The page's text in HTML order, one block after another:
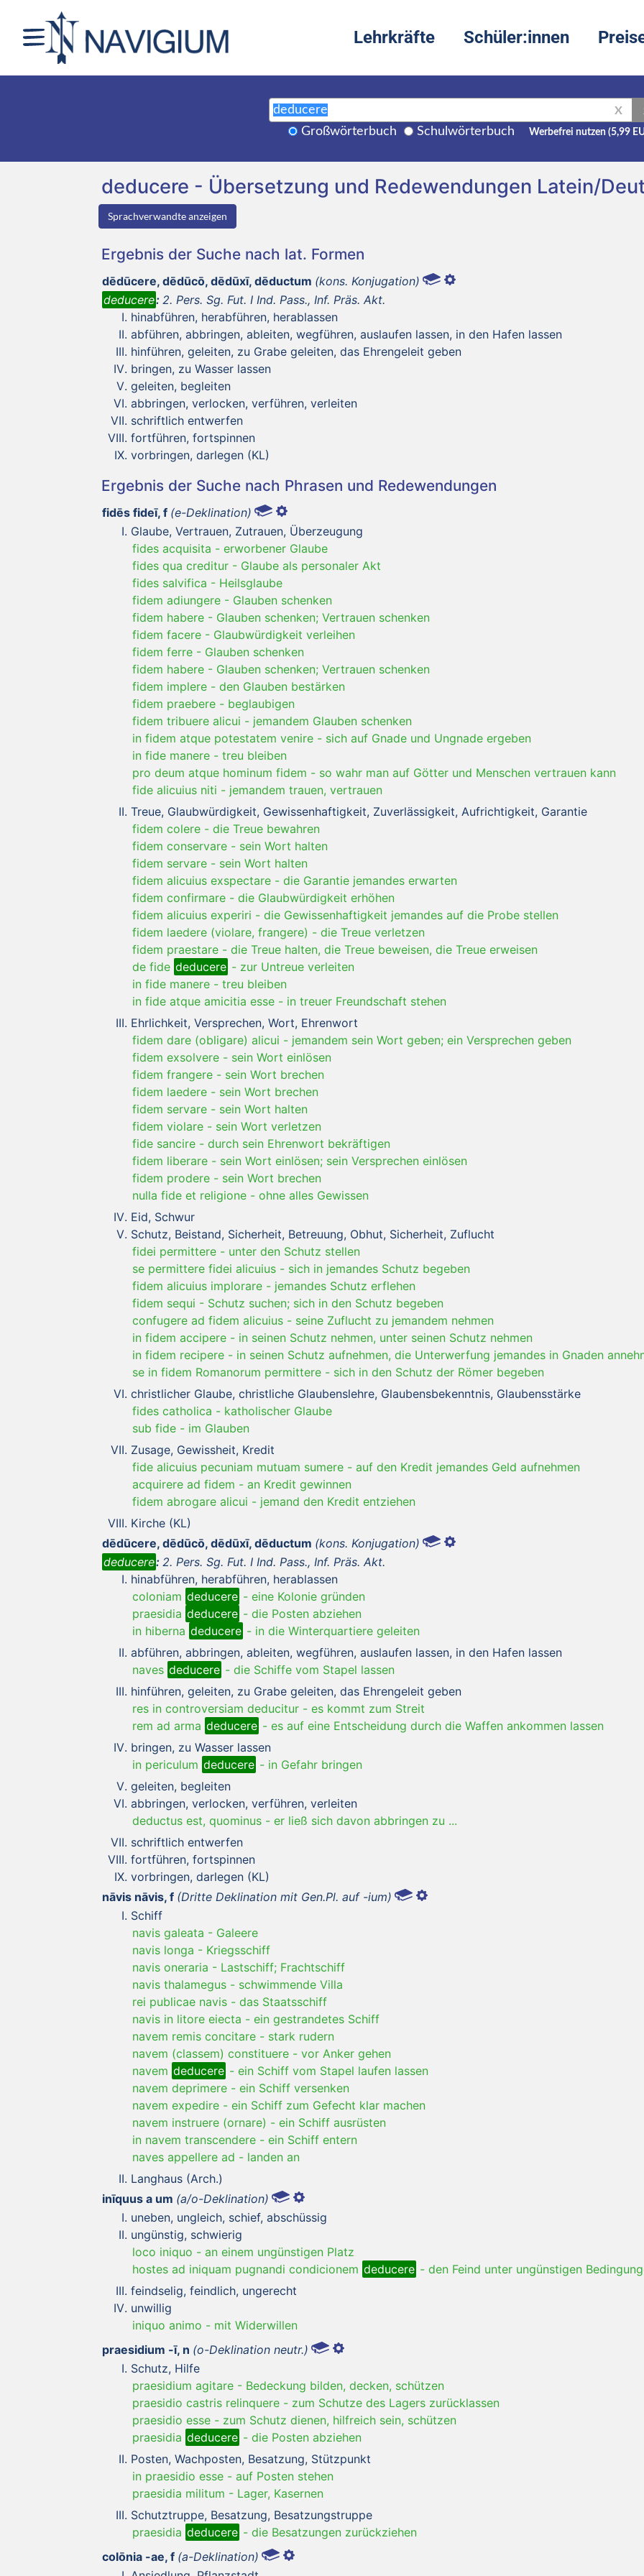
Lehrkräfte Schüler:innen
X
Großwörterbuch Schulwörterbuch Werbefrei nutzen (5,99
deducere - Übersetzung und Redewendungen Latein/
Sprachverwandte anzeigen
Ergebnis der Suche nach lat. Formen
dēdūcere, dēdūcō, dēdūxī, dēductum (kons. Konjugation)
deducere: 2. Pers. Sg. Fut. I Ind. Pass., Inf. Präs. Akt.
hinabführen, herabführen, herablassen
abführen, abbringen, ableiten, wegführen, auslaufen lassen, in den Hafen lassen
hinführen, geleiten, zu Grabe geleiten, das Ehrengeleit geben
bringen, zu Wasser lassen
geleiten, begleiten
abbringen, verlocken, verführen, verleiten
schriftlich entwerfen
fortführen, fortspinnen
vorbringen, darlegen (KL)
Ergebnis der Suche nach Phrasen und Redewendungen
fidēs fideī, f (e-Deklination)
Glaube, Vertrauen, Zutrauen, Überzeugung
fides acquisita - erworbener Glaube
fides qua creditur - Glaube als personaler Akt
fides salvifica - Heilsglaube
fidem adiungere - Glauben schenken
fidem habere - Glauben schenken; Vertrauen schenken
fidem facere - Glaubwürdigkeit verleihen
fidem ferre - Glauben schenken
fidem habere - Glauben schenken; Vertrauen schenken
fidem implere - den Glauben bestärken
fidem praebere - beglaubigen
fidem tribuere alicui - jemandem Glauben schenken
in fidem atque potestatem venire - sich auf Gnade und Ungnade ergeben
in fide manere - treu bleiben
pro deum atque hominum fidem - so wahr man auf Götter und Menschen vertrauen kann
fide alicuius niti - jemandem trauen, vertrauen
Treue, Glaubwürdigkeit, Gewissenhaftigkeit, Zuverlässigkeit, Aufrichtigkeit, Garantie
fidem colere - die Treue bewahren
fidem conservare - sein Wort halten
fidem servare - sein Wort halten
fidem alicuius exspectare - die Garantie jemandes erwarten
fidem confirmare - die Glaubwürdigkeit erhöhen
fidem alicuius experiri - die Gewissenhaftigkeit jemandes auf die Probe stellen
fidem laedere (violare, frangere) - die Treue verletzen
fidem praestare - die Treue halten, die Treue beweisen, die Treue erweisen
de fide deducere - zur Untreue verleiten
in fide manere - treu bleiben
in fide atque amicitia esse - in treuer Freundschaft stehen
Ehrlichkeit, Versprechen, Wort, Ehrenwort
fidem dare (obligare) alicui - jemandem sein Wort geben; ein Versprechen geben
fidem exsolvere - sein Wort einlösen
fidem frangere - sein Wort brechen
fidem laedere - sein Wort brechen
fidem servare - sein Wort halten
fidem violare - sein Wort verletzen
fide sancire - durch sein Ehrenwort bekräftigen
fidem liberare - sein Wort einlösen; sein Versprechen einlösen
fidem prodere - sein Wort brechen
nulla fide et religione - ohne alles Gewissen
Eid, Schwur
Schutz, Beistand, Sicherheit, Betreuung, Obhut, Sicherheit, Zuflucht
fidei permittere - unter den Schutz stellen
se permittere fidei alicuius - sich in jemandes Schutz begeben
fidem alicuius implorare - jemandes Schutz erflehen
fidem sequi - Schutz suchen; sich in den Schutz begeben
confugere ad fidem alicuius - seine Zuflucht zu jemandem nehmen
in fidem accipere - in seinen Schutz nehmen, unter seinen Schutz nehmen
in fidem recipere - in seinen Schutz aufnehmen, die Unterwerfung jemandes in Gnaden
se in fidem Romanorum permittere - sich in den Schutz der Römer begeben
christlicher Glaube, christliche Glaubenslehre, Glaubensbekenntnis, Glaubensstärke
fides catholica - katholischer Glaube
sub fide - im Glauben
Zusage, Gewissheit, Kredit
fide alicuius pecuniam mutuam sumere - auf den Kredit jemandes Geld aufnehmen
acquirere ad fidem - an Kredit gewinnen
fidem abrogare alicui - jemand den Kredit entziehen
Kirche (KL)
dēdūcere, dēdūcō, dēdūxī, dēductum (kons. Konjugation)
deducere: 2. Pers. Sg. Fut. I Ind. Pass., Inf. Präs. Akt.
hinabführen, herabführen, herablassen
coloniam deducere - eine Kolonie gründen
praesidia deducere - die Posten abziehen
in hiberna deducere - in die Winterquartiere geleiten
abführen, abbringen, ableiten, wegführen, auslaufen lassen, in den Hafen lassen
naves deducere - die Schiffe vom Stapel lassen
hinführen, geleiten, zu Grabe geleiten, das Ehrengeleit geben
res in controversiam deducitur - es kommt zum Streit
rem ad arma deducere - es auf eine Entscheidung durch die Waffen ankommen lassen
bringen, zu Wasser lassen
in periculum deducere - in Gefahr bringen
geleiten, begleiten
abbringen, verlocken, verführen, verleiten
deductus est, quominus - er ließ sich davon abbringen zu ...
schriftlich entwerfen
fortführen, fortspinnen
vorbringen, darlegen (KL)
nāvis nāvis, f (Dritte Deklination mit Gen.Pl. auf -ium)
Schiff
navis galeata - Galeere
navis longa - Kriegsschiff
navis oneraria - Lastschiff; Frachtschiff
navis thalamegus - schwimmende Villa
rei publicae navis - das Staatsschiff
navis in litore eiecta - ein gestrandetes Schiff
navem remis concitare - stark rudern
navem (classem) constituere - vor Anker gehen
navem deducere - ein Schiff vom Stapel laufen lassen
navem deprimere - ein Schiff versenken
navem expedire - ein Schiff zum Gefecht klar machen
navem instruere (ornare) - ein Schiff ausrüsten
in navem transcendere - ein Schiff entern
naves appellere ad - landen an
Langhaus (Arch.)
inīquus a um (a/o-Deklination)
uneben, ungleich, schief, abschüssig
ungünstig, schwierig
loco iniquo - an einem ungünstigen Platz
hostes ad iniquam pugnandi condicionem deducere - den Feind unter ungünstigen
feindselig, feindlich, ungerecht
unwillig
iniquo animo - mit Widerwillen
praesidium -ī, n (o-Deklination neutr.)
Schutz, Hilfe
praesidium agitare - Bedeckung bilden, decken, schützen
praesidio castris relinquere - zum Schutze des Lagers zurücklassen
praesidio esse - zum Schutz dienen, hilfreich sein, schützen
praesidia deducere - die Posten abziehen
Posten, Wachposten, Besatzung, Stützpunkt
in praesidio esse - auf Posten stehen
praesidia militum - Lager, Kasernen
Schutztruppe, Besatzung, Besatzungstruppe
praesidia deducere - die Besatzungen zurückziehen
colōnia -ae, f (a-Deklination)